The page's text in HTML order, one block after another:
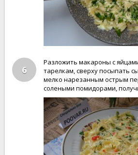
6
Разложить макароны с
тарелкам, сверху посыпать
мелко нарезанным острым
солеными помидорами,